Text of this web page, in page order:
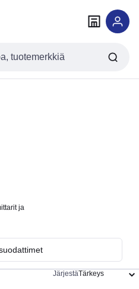
ja
Järjestä